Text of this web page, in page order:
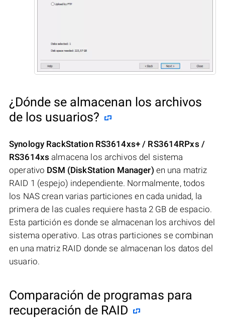
¿Dónde se almacenan los archivos
de los usuarios?
Synology RackStation RS3614xs+ / RS3614RPxs /
RS3614xs almacena los archivos del sistema
operativo DSM (DiskStation Manager) en una matriz
RAID 1 (espejo) independiente. Normalmente, todos
los NAS crean varias particiones en cada unidad, la
primera de las cuales requiere hasta 2 GB de espacio.
Esta partición es donde se almacenan los archivos del
sistema operativo. Las otras particiones se combinan
en una matriz RAID donde se almacenan los datos del
usuario.
Comparación de programas para
recuperación de RAID